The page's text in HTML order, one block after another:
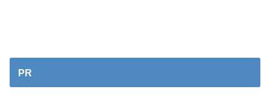
PR